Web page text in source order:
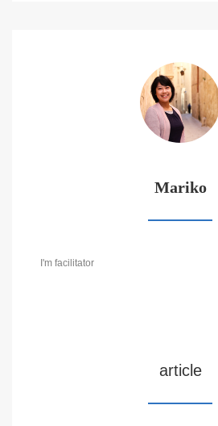
Mariko
I'm facilitator
article